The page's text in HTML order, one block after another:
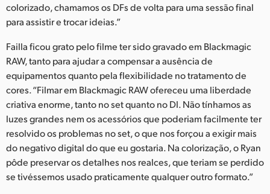
colorizado, chamamos os DFs de volta para uma sessão final
para assistir e trocar ideias.”
Failla ficou grato pelo filme ter sido gravado em Blackmagic
RAW, tanto para ajudar a compensar a ausência de
equipamentos quanto pela flexibilidade no tratamento de
cores. “Filmar em Blackmagic RAW ofereceu uma liberdade
criativa enorme, tanto no set quanto no DI. Não tínhamos as
luzes grandes nem os acessórios que poderiam facilmente ter
resolvido os problemas no set, o que nos forçou a exigir mais
do negativo digital do que eu gostaria. Na colorização, o Ryan
pôde preservar os detalhes nos realces, que teriam se perdido
se tivéssemos usado praticamente qualquer outro formato.”